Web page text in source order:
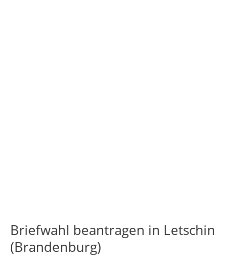
Briefwahl beantragen in Letschin
(Brandenburg)